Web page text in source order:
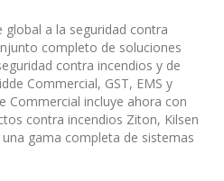
a la seguridad contra
completo de soluciones
contra incendios y de
Commercial, GST, EMS y
Commercial incluye ahora con
contra incendios Ziton, Kilsen
gama completa de sistemas